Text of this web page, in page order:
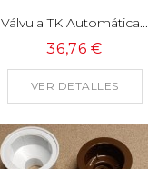
Válvula TK Automática...
36,76 €
VER DETALLES